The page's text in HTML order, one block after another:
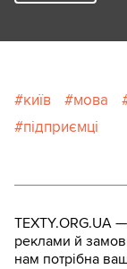
київ мова
підприємці
TEXTY.ORG.UA
реклами й
нам потрібна